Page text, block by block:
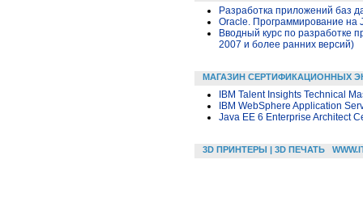
Разработка приложений баз
Oracle. Программирование на
Вводный курс по разработке
2007 и более ранних версий)
МАГАЗИН СЕРТИФИКАЦИОННЫХ
IBM Talent Insights Technical
IBM WebSphere Application
Java EE 6 Enterprise Architect
3D ПРИНТЕРЫ | 3D ПЕЧАТЬ